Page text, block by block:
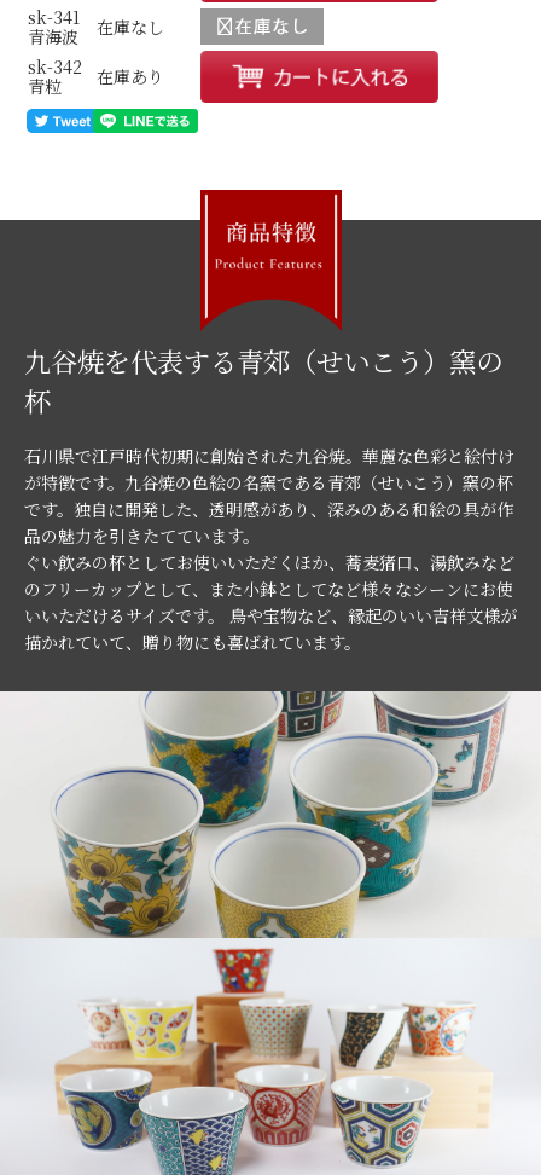
sk-341
青海波
在庫なし
sk-342
青粒
在庫あり
九谷焼を代表する青郊（せいこう）窯の
杯
石川県で江戸時代初期に創始された九谷焼。華麗な色彩と絵付け
が特徴です。九谷焼の色絵の名窯である青郊（せいこう）窯の杯
です。独自に開発した、透明感があり、深みのある和絵の具が作
品の魅力を引きたてています。
ぐい飲みの杯としてお使いいただくほか、蕎麦猪口、湯飲みなど
のフリーカップとして、また小鉢としてなど様々なシーンにお使
いいただけるサイズです。 鳥や宝物など、縁起のいい吉祥文様が
描かれていて、贈り物にも喜ばれています。